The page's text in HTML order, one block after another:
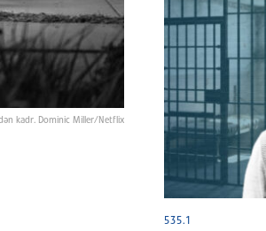
kadr. Dominic Miller/Netflix
535.1